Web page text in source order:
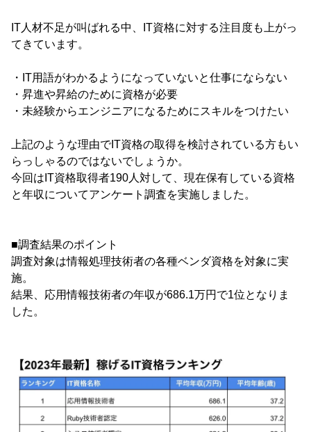
IT人材不足が叫ばれる中、IT資格に対する注目度も上がっ
てきています。
・IT用語がわかるようになっていないと仕事にならない
・昇進や昇給のために資格が必要
・未経験からエンジニアになるためにスキルをつけたい
上記のような理由でIT資格の取得を検討されている方もい
らっしゃるのではないでしょうか。
今回はIT資格取得者190人対して、現在保有している資格
と年収についてアンケート調査を実施しました。
■調査結果のポイント
調査対象は情報処理技術者の各種ベンダ資格を対象に実
施。
結果、応用情報技術者の年収が686.1万円で1位となりま
した。